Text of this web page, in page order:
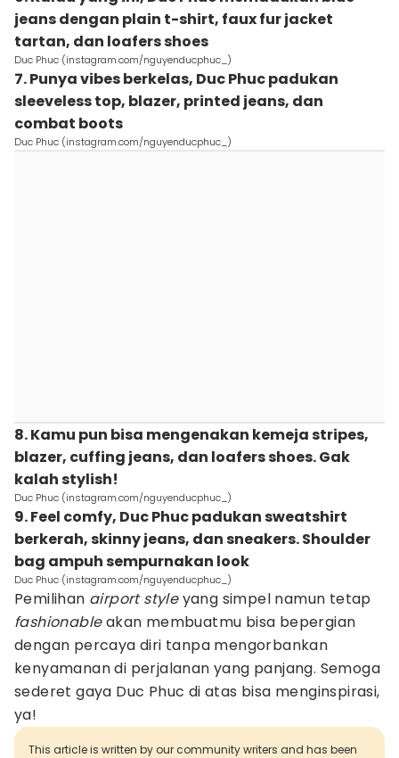
jeans dengan plain t-shirt, faux fur jacket
tartan, dan loafers shoes
Duc Phuc (instagram.com/nguyenducphuc_)
7. Punya vibes berkelas, Duc Phuc padukan
sleeveless top, blazer, printed jeans, dan
combat boots
Duc Phuc (instagram.com/nguyenducphuc_)
8. Kamu pun bisa mengenakan kemeja stripes,
blazer, cuffing jeans, dan loafers shoes. Gak
kalah stylish!
Duc Phuc (instagram.com/nguyenducphuc_)
9. Feel comfy, Duc Phuc padukan sweatshirt
berkerah, skinny jeans, dan sneakers. Shoulder
bag ampuh sempurnakan look
Duc Phuc (instagram.com/nguyenducphuc_)
Pemilihan airport styleyang simpel namun tetap
fashionableakan membuatmu bisa bepergian
dengan percaya diri tanpa mengorbankan
kenyamanan di perjalanan yang panjang. Semoga
sederet gaya Duc Phuc di atas bisa menginspirasi,
ya!
This article is written by our community writers and has been